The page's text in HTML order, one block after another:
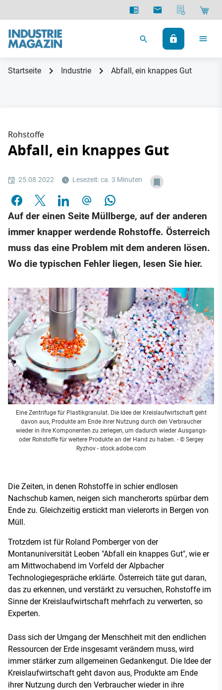
Startseite Industrie Abfall, ein knappes Gut
Rohstoffe
Abfall, ein knappes Gut
25.08.2022 Lesezeit: ca. 3 Minuten
Auf der einen Seite Müllberge, auf der anderen
immer knapper werdende Rohstoffe. Österreich
muss das eine Problem mit dem anderen lösen.
Wo die typischen Fehler liegen, lesen Sie hier.
Eine Zentrifuge für Plastikgranulat. Die Idee der Kreislaufwirtschaft geht
davon aus, Produkte am Ende ihrer Nutzung durch den Verbraucher
wieder in ihre Komponenten zu zerlegen, um dadurch wieder Ausgangs-
oder Rohstoffe für weitere Produkte an der Hand zu haben. - © Sergey
Ryzhov - stock.adobe.com
Die Zeiten, in denen Rohstoffe in schier endlosen
Nachschub kamen, neigen sich mancherorts spürbar dem
Ende zu. Gleichzeitig erstickt man vielerorts in Bergen von
Müll.
Trotzdem ist für Roland Pomberger von der
Montanuniversität Leoben "Abfall ein knappes Gut", wie er
am Mittwochabend im Vorfeld der Alpbacher
Technologiegespräche erklärte. Österreich täte gut daran,
das zu erkennen, und verstärkt zu versuchen, Rohstoffe im
Sinne der Kreislaufwirtschaft mehrfach zu verwerten, so
Experten.
Dass sich der Umgang der Menschheit mit den endlichen
Ressourcen der Erde insgesamt verändern muss, wird
immer stärker zum allgemeinen Gedankengut. Die Idee der
Kreislaufwirtschaft geht davon aus, Produkte am Ende
ihrer Nutzung durch den Verbraucher wieder in ihre